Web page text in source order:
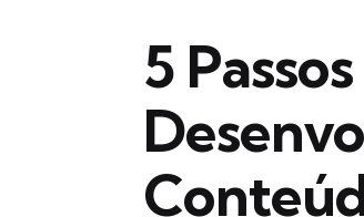
5